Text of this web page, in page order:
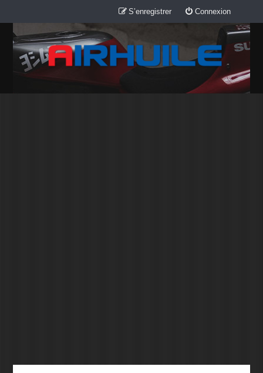
Connexion
S’enregistrer